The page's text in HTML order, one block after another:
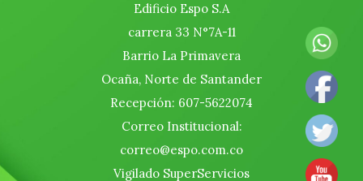
Edificio Espo S.A
carrera 33 N°7A-11
Barrio La Primavera
Ocaña, Norte de Santander
Recepción: 607-5622074
Correo Institucional:
correo@espo.com.co
Vigilado SuperServicios